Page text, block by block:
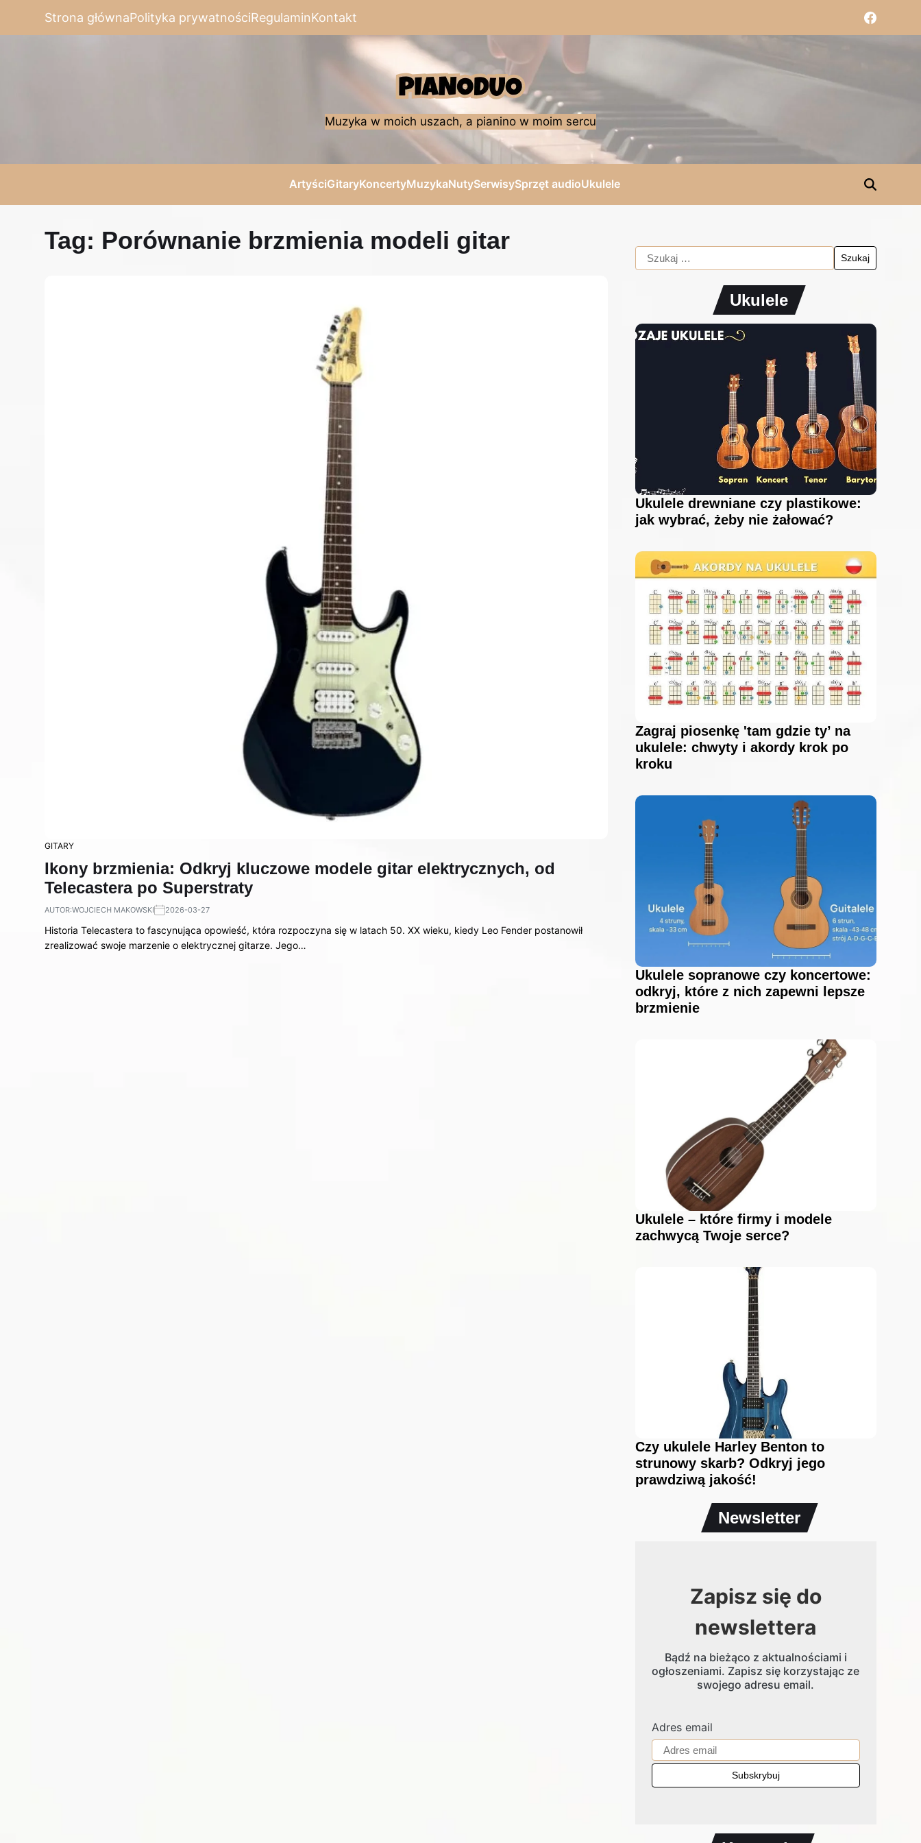
Strona głównaPolityka prywatnościRegulaminKontakt
Muzyka w moich uszach, a pianino w moim sercu
ArtyściGitaryKoncertyMuzykaNutySerwisySprzęt audioUkulele
Tag: Porównanie brzmienia modeli gitar
GITARY
Ikony brzmienia: Odkryj kluczowe modele gitar elektrycznych, od
Telecastera po Superstraty
AUTOR:WOJCIECH MAKOWSKI 2026-03-27
Historia Telecastera to fascynująca opowieść, która rozpoczyna się w latach 50. XX wieku, kiedy Leo Fender postanowił
zrealizować swoje marzenie o elektrycznej gitarze. Jego…
Ukulele
Ukulele drewniane czy plastikowe:
jak wybrać, żeby nie żałować?
Zagraj piosenkę 'tam gdzie ty’ na
ukulele: chwyty i akordy krok po
kroku
Ukulele sopranowe czy koncertowe:
odkryj, które z nich zapewni lepsze
brzmienie
Ukulele – które firmy i modele
zachwycą Twoje serce?
Czy ukulele Harley Benton to
strunowy skarb? Odkryj jego
prawdziwą jakość!
Newsletter
Zapisz się do
newslettera
Bądź na bieżąco z aktualnościami i
ogłoszeniami. Zapisz się korzystając ze
swojego adresu email.
Adres email